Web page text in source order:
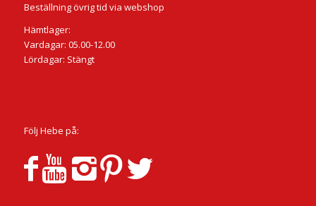
Beställning övrig tid via webshop
Hämtlager:
Vardagar: 05.00-12.00
Lördagar: Stängt
Följ Hebe på: